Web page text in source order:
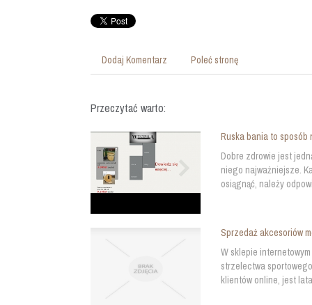
Dodaj Komentarz Poleć stronę
Przeczytać warto:
Ruska bania to sposób
Dobre zdrowie jest
niego najważniejsze.
osiągnąć, należy
Sprzedaż akcesoriów
W sklepie
strzelectwa
klientów online, jest